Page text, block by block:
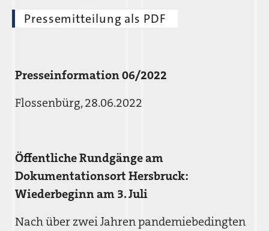
Pressemitteilung als PDF
Presseinformation 06/2022
Flossenbürg, 28.06.2022
Öffentliche Rundgänge am
Dokumentationsort Hersbruck:
Wiederbeginn am 3. Juli
Nach über zwei Jahren pandemiebedingten